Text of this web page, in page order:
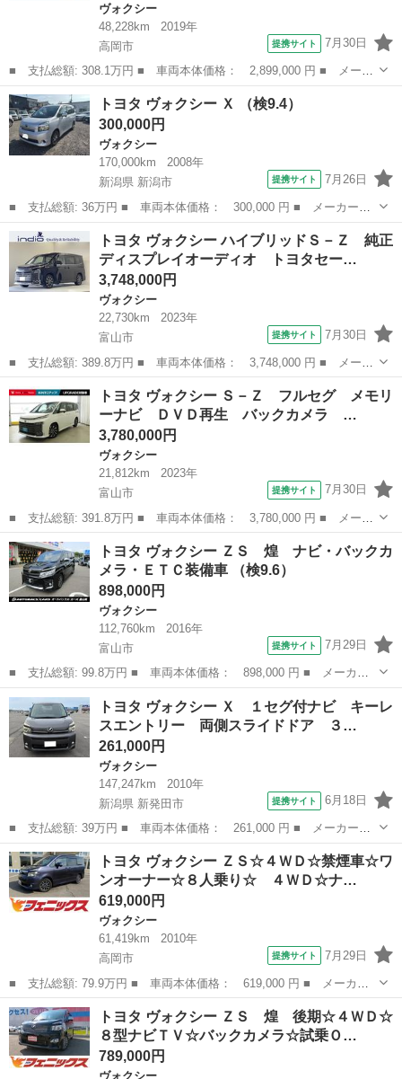
ヴォクシー
48,228km
2019年
高岡市
提携サイト 7月30日
■ 支払総額: 308.1万円 ■ 車両本体価格： 2,899,000 円 ■ メーカ
ー名： トヨタ ■ 車種名： ヴォクシー ■ グレード名： ハイブ
リッドＺＳ 煌ＩＩ【禁煙／後期型】【純正後席モニター】 【９イ
ンチ純正...
富山 高岡市 ヴォクシー
トヨタ ヴォクシー Ｘ （検9.4）
300,000円
ヴォクシー
170,000km
2008年
新潟県 新潟市
提携サイト 7月26日
■ 支払総額: 36万円 ■ 車両本体価格： 300,000 円 ■ メーカー
名： トヨタ ■ 車種名： ヴォクシー ■ グレード名： Ｘ ■ 排
気量： 2000cc ■ ドア枚数： 5D ■ ミッション： CVT ■ 店...
新潟 ヴォクシー
トヨタ ヴォクシー ハイブリッドＳ－Ｚ 純正
ディスプレイオーディオ トヨタセー…
3,748,000円
ヴォクシー
22,730km
2023年
富山市
提携サイト 7月30日
■ 支払総額: 389.8万円 ■ 車両本体価格： 3,748,000 円 ■ メーカ
ー名： トヨタ ■ 車種名： ヴォクシー ■ グレード名： ハイブ
リッドＳ－Ｚ 純正ディスプレイオーディオ トヨタセーフティセン
ス バッ...
富山 富山市 ヴォクシー
トヨタ ヴォクシー Ｓ－Ｚ フルセグ メモリ
ーナビ ＤＶＤ再生 バックカメラ …
3,780,000円
ヴォクシー
21,812km
2023年
富山市
提携サイト 7月30日
■ 支払総額: 391.8万円 ■ 車両本体価格： 3,780,000 円 ■ メーカ
ー名： トヨタ ■ 車種名： ヴォクシー ■ グレード名： Ｓ－
Ｚ フルセグ メモリーナビ ＤＶＤ再生 バックカメラ 衝突被害
軽減システ...
富山 富山市 ヴォクシー
トヨタ ヴォクシー ＺＳ 煌 ナビ・バックカ
メラ・ＥＴＣ装備車 （検9.6）
898,000円
ヴォクシー
112,760km
2016年
富山市
提携サイト 7月29日
■ 支払総額: 99.8万円 ■ 車両本体価格： 898,000 円 ■ メーカー
名： トヨタ ■ 車種名： ヴォクシー ■ グレード名： ＺＳ
煌 ナビ・バックカメラ・ＥＴＣ装備車 ■ 排気量： 2000cc ■ ド
ア枚...
富山 富山市 ヴォクシー
トヨタ ヴォクシー Ｘ １セグ付ナビ キーレ
スエントリー 両側スライドドア ３…
261,000円
ヴォクシー
147,247km
2010年
新潟県 新発田市
提携サイト 6月18日
■ 支払総額: 39万円 ■ 車両本体価格： 261,000 円 ■ メーカー
名： トヨタ ■ 車種名： ヴォクシー ■ グレード名： Ｘ １セ
グ付ナビ キーレスエントリー 両側スライドドア ３列シート フ
ルフラット ウォ...
新潟 新発田市 ヴォクシー
トヨタ ヴォクシー ＺＳ☆４ＷＤ☆禁煙車☆ワ
ンオーナー☆８人乗り☆ ４ＷＤ☆ナ…
619,000円
ヴォクシー
61,419km
2010年
高岡市
提携サイト 7月29日
■ 支払総額: 79.9万円 ■ 車両本体価格： 619,000 円 ■ メーカー
名： トヨタ ■ 車種名： ヴォクシー ■ グレード名： ＺＳ☆４
ＷＤ☆禁煙車☆ワンオーナー☆８人乗り☆ ４ＷＤ☆ナビ☆Ｂｌｕｅ
ｔｏｏｔｈ☆...
富山 高岡市 ヴォクシー
トヨタ ヴォクシー ＺＳ 煌 後期☆４ＷＤ☆
８型ナビＴＶ☆バックカメラ☆試乗Ｏ…
789,000円
ヴォクシー